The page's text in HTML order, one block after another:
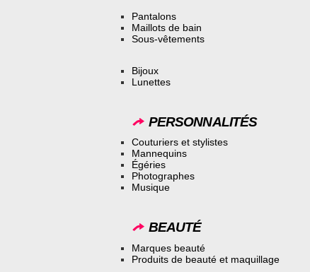
Pantalons
Maillots de bain
Sous-vêtements
Bijoux
Lunettes
PERSONNALITÉS
Couturiers et stylistes
Mannequins
Égéries
Photographes
Musique
BEAUTÉ
Marques beauté
Produits de beauté et maquillage